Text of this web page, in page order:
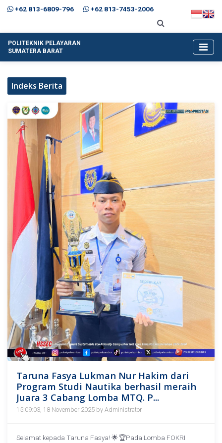
+62 813-6809-796 +62 813-7453-2006
POLITEKNIK PELAYARAN
SUMATERA BARAT
Indeks Berita
Taruna Fasya Lukman Nur Hakim dari
Program Studi Nautika berhasil meraih
Juara 3 Cabang Lomba MTQ. P...
15:09:03, 18 November 2025 by Administrator
Selamat kepada Taruna Fasya! 🌟🏆Pada Lomba FOKRI